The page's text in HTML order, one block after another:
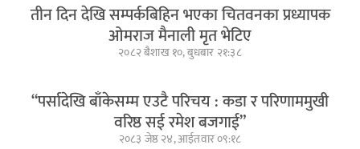
तीन दिन देखि सम्पर्कबिहिन भएका चितवनका प्रध्यापक
ओमराज मैनाली मृत भेटिए
२०८२ बैशाख १०, बुधबार २१:३८
“पर्सादेखि बाँकेसम्म एउटै परिचय : कडा र परिणाममुखी
वरिष्ठ सई रमेश बजगाई”
२०८३ जेष्ठ २४, आईतवार ०९:१८